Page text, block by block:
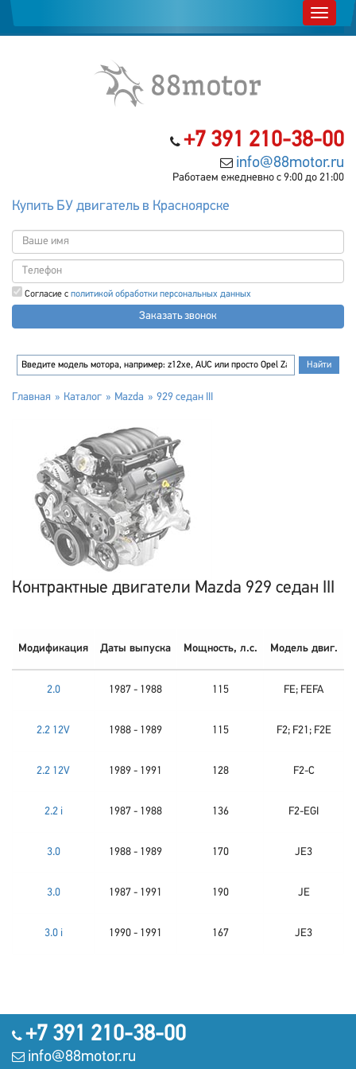
+7 391 210-38-00
info@88motor.ru
Работаем ежедневно с 9:00 до 21:00
Купить БУ двигатель в Красноярске
Согласие с политикой обработки персональных данных
Заказать звонок
Главная Каталог Mazda 929 седан III
Контрактные двигатели Mazda 929 седан III
Модификация Даты выпуска Мощность, л.с. Модель двиг.
2.0 1987 - 1988 115 FE; FEFA
2.2 12V 1988 - 1989 115 F2; F21; F2E
2.2 12V 1989 - 1991 128 F2-C
2.2 i 1987 - 1988 136 F2-EGI
3.0 1988 - 1989 170 JE3
3.0 1987 - 1991 190 JE
3.0 i 1990 - 1991 167 JE3
+7 391 210-38-00
info@88motor.ru